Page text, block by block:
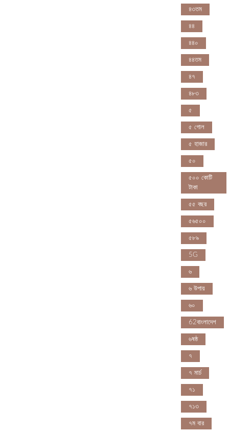
৪৩তম
৪৪
৪৪০
৪৪তম
৪৭
৪৮৩
৫
৫ গোল
৫ হাজার
৫০
৫০০ কোটি
টাকা
৫৫ বছর
৫৬৫০০
৫৮৯
5G
৬
৬ উপায়
৬০
62বাংলাদেশ
৬ষষ্ঠ
৭
৭ মার্চ
৭১
৭১৩
৭ম বার